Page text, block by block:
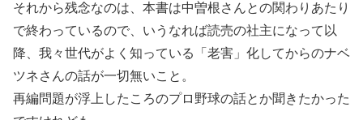
それから残念なのは、本書は中曽根さんとの関わりあたり
で終わっているので、いうなれば読売の社主になって以
降、我々世代がよく知っている「老害」化してからのナベ
ツネさんの話が一切無いこと。
再編問題が浮上したころのプロ野球の話とか聞きたかった